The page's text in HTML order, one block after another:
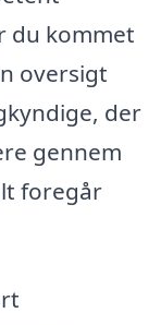
du kommet
oversigt
der
gennem
foregår